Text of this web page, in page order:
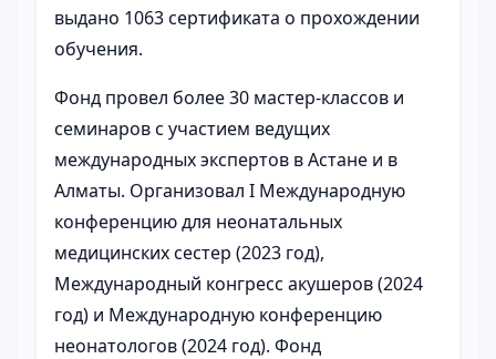
выдано 1063 сертификата о прохождении
обучения.
Фонд провел более 30 мастер-классов и
семинаров с участием ведущих
международных экспертов в Астане и в
Алматы. Организовал I Международную
конференцию для неонатальных
медицинских сестер (2023 год),
Международный конгресс акушеров (2024
год) и Международную конференцию
неонатологов (2024 год). Фонд